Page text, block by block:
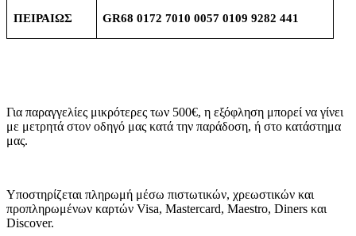
ΠΕΙΡΑΙΩΣ GR68 0172 7010 0057 0109 9282 441
Για παραγγελίες μικρότερες των 500€, η εξόφληση μπορεί να γίνει
με μετρητά στον οδηγό μας κατά την παράδοση, ή στο κατάστημα
μας.
Υποστηρίζεται πληρωμή μέσω πιστωτικών, χρεωστικών και
προπληρωμένων καρτών Visa, Mastercard, Maestro, Diners και
Discover.